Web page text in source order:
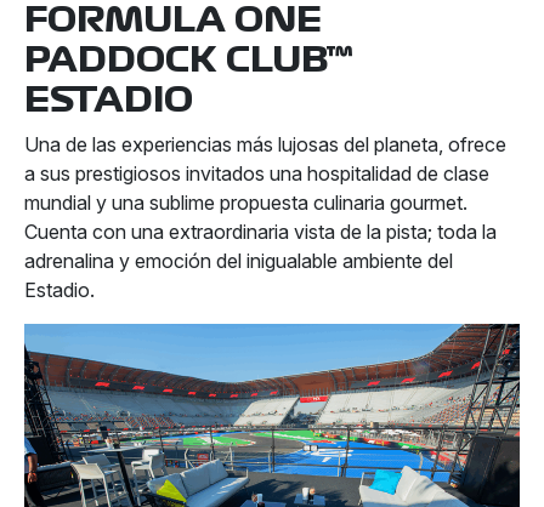
FORMULA ONE
PADDOCK CLUB™
ESTADIO
Una de las experiencias más lujosas del planeta, ofrece
a sus prestigiosos invitados una hospitalidad de clase
mundial y una sublime propuesta culinaria gourmet.
Cuenta con una extraordinaria vista de la pista; toda la
adrenalina y emoción del inigualable ambiente del
Estadio.